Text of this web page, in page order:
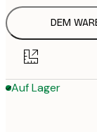
DEM
Auf Lager